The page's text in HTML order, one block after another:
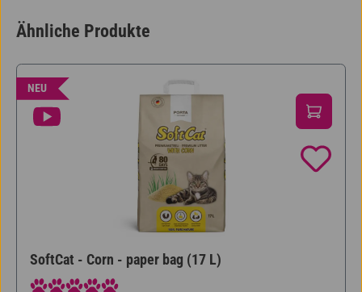
Ähnliche Produkte
NEU
SoftCat - Corn - paper bag (17 L)